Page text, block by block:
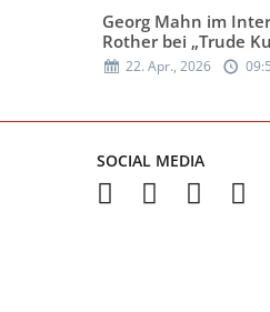
Georg Mahn im
Rother bei „Trude
22. Apr., 2026
SOCIAL MEDIA